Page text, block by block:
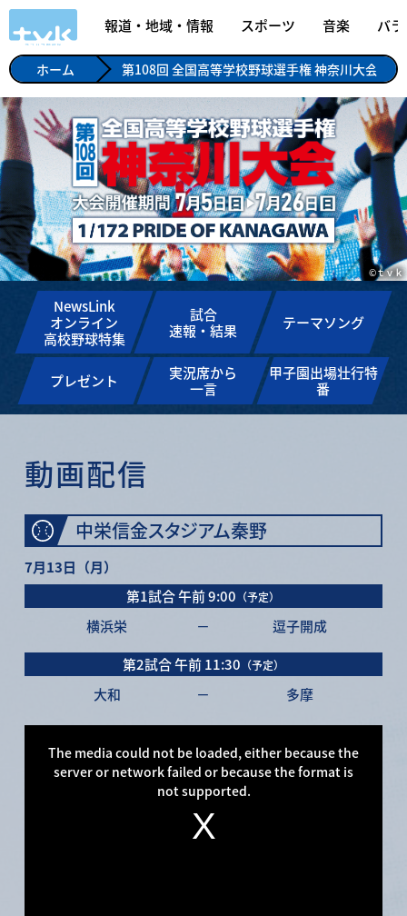
報道・地域・情報 スポーツ 音楽 バ
ホーム 第108回 全国高等学校野球選手権 神奈川大会
©ｔｖｋ
NewsLink
オンライン
高校野球特集
試合
速報・結果
テーマソング
プレゼント
実況席から
一言
甲子園出場壮行特
番
動画配信
中栄信金スタジアム秦野
7月13日（月）
第1試合午前 9:00 （予定）
横浜栄 － 逗子開成
第2試合午前 11:30 （予定）
大和 － 多摩
This
modalThe media could not be loaded, either because the
server or network failed or because the format is
not supported.